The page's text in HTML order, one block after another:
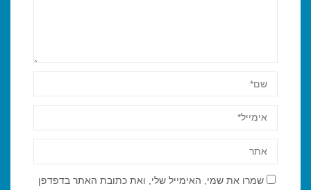
שמרו את שמי, האימייל שלי, ואת כתובת האתר בדפדפן